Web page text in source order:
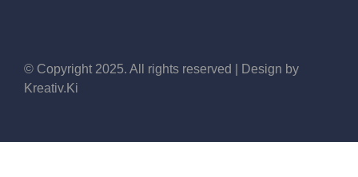
© Copyright 2025. All rights reserved | Design by
Kreativ.Ki